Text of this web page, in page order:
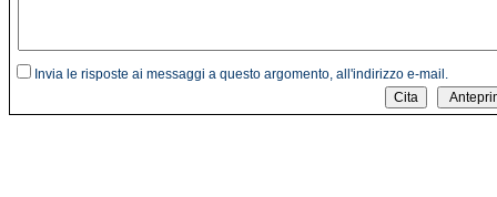
Invia le risposte ai messaggi a questo argomento, all'indirizzo e-mail.